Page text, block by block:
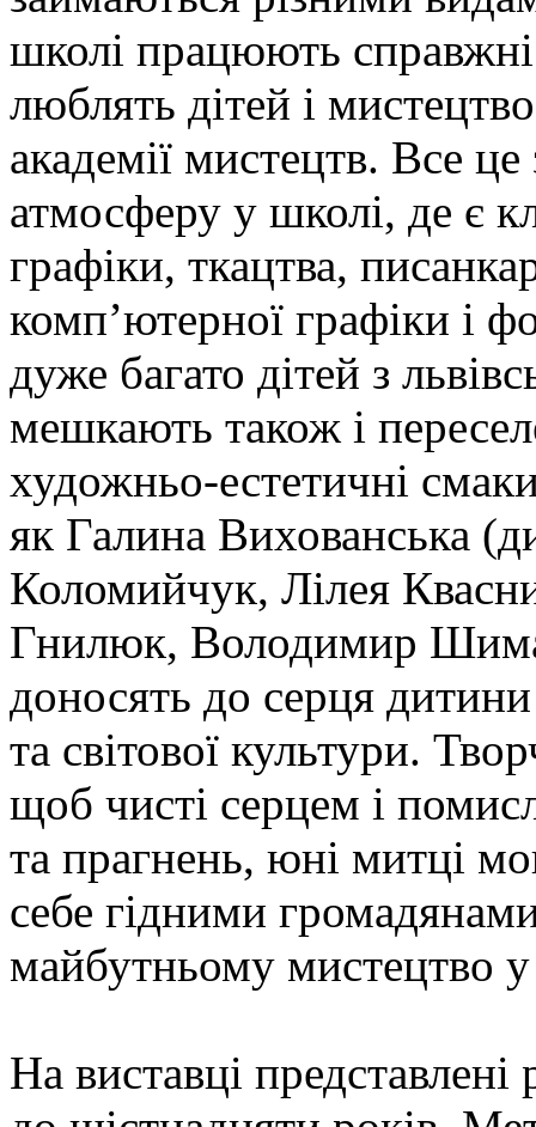
школі працюють справжні
люблять дітей і
академії мистецтв. Все
атмосферу у школі, де є
графіки, ткацтва,
комп’ютерної графіки і
дуже багато дітей з
мешкають також і
художньо-естетичні
як Галина Вихованська
Коломийчук, Лілея
Гнилюк, Володимир
доносять до серця
та світової культури.
щоб чисті серцем і
та прагнень, юні митці
себе гідними
майбутньому мистецтво у
На виставці представлені